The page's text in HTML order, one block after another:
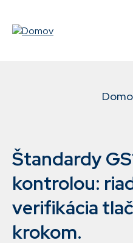
hlavnímu
DROBEČKOVÁ
Štandardy
kontrolou:
verifikácia
krokom.